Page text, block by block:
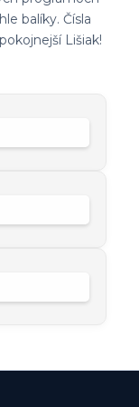
balíky. Čísla
Lišiak!